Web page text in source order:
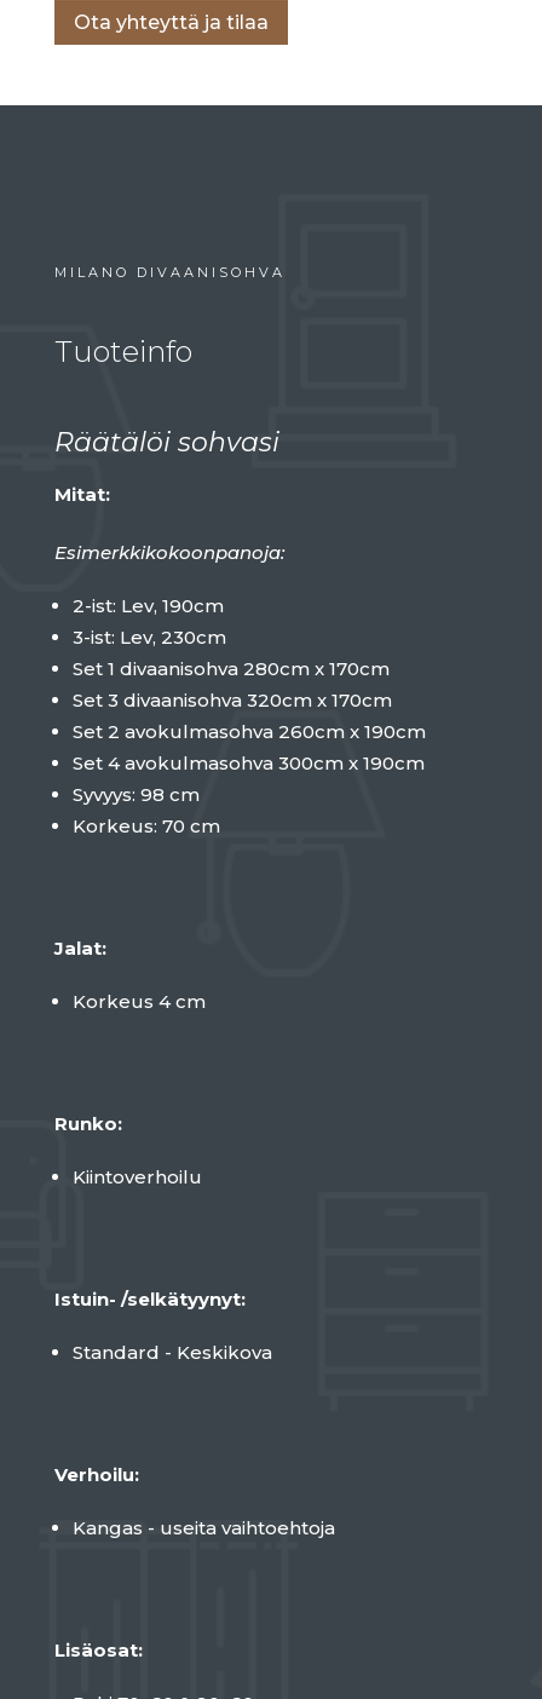
Ota yhteyttä ja tilaa
MILANO DIVAANISOHVA
Tuoteinfo
Räätälöi sohvasi
Mitat:
Esimerkkikokoonpanoja:
2-ist: Lev, 190cm
3-ist: Lev, 230cm
Set 1 divaanisohva 280cm x 170cm
Set 3 divaanisohva 320cm x 170cm
Set 2 avokulmasohva 260cm x 190cm
Set 4 avokulmasohva 300cm x 190cm
Syvyys: 98 cm
Korkeus: 70 cm
Jalat:
Korkeus 4 cm
Runko:
Kiintoverhoilu
Istuin- /selkätyynyt:
Standard - Keskikova
Verhoilu:
Kangas - useita vaihtoehtoja
Lisäosat: